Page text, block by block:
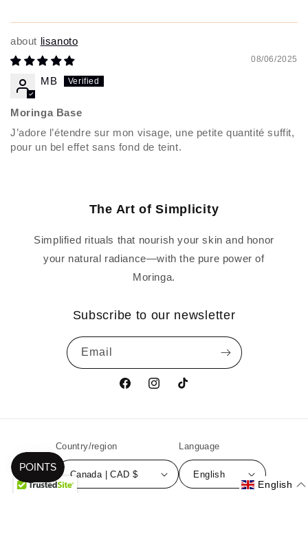
lisanoto
08/06/2025
MB
Moringa Base
J’adore l’étendre sur mon visage, une petite quantité suffit,
pour un bel effet sans fond de teint.
The Art of Simplicity
Simplified rituals that nourish your skin and honor
your natural radiance—with the pure power of
Moringa.
Subscribe to our newsletter
Email
FacebookInstagramTikTok
Country/region
Canada | CAD $
Language
English
English